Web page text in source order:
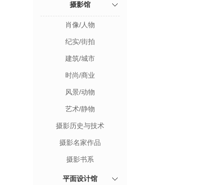
摄影馆
肖像/人物
纪实/街拍
建筑/城市
时尚/商业
风景/动物
艺术/静物
摄影历史与技术
摄影名家作品
摄影书系
平面设计馆